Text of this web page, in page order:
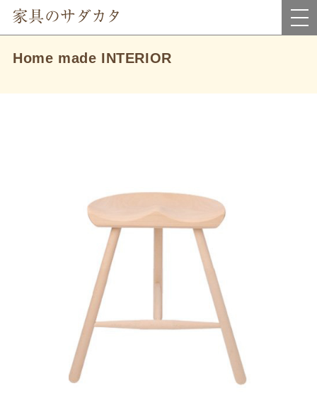
岡山県真庭市にあるインテリア家具・雑貨＆アウトレット家具のお店です。
Home made INTERIOR